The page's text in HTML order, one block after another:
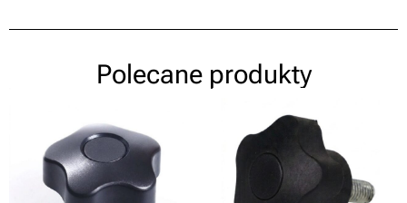
Polecane produkty